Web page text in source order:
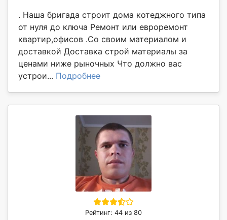
. Наша бригада строит дома котеджного типа
от нуля до ключа Ремонт или евроремонт
квартир,офисов .Со своим материалом и
доставкой Доставка строй материалы за
ценами ниже рыночных Что должно вас
устрои... Подробнее
Рейтинг: 44 из 80